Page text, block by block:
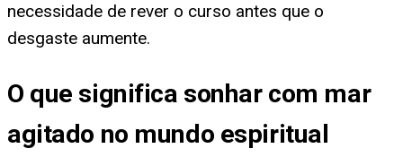
necessidade de rever o curso antes que o
desgaste aumente.
O que significa sonhar com mar
agitado no mundo espiritual